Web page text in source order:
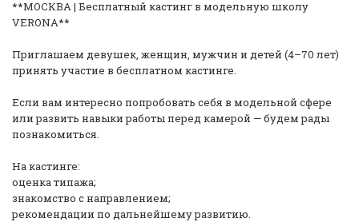
**МОСКВА | Бесплатный кастинг в модельную школу
VERONA**
Приглашаем девушек, женщин, мужчин и детей (4–70 лет)
принять участие в бесплатном кастинге.
Если вам интересно попробовать себя в модельной сфере
или развить навыки работы перед камерой — будем рады
познакомиться.
На кастинге:
оценка типажа;
знакомство с направлением;
рекомендации по дальнейшему развитию.